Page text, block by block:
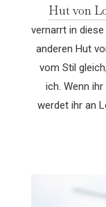
Hut von
vernarrt in
anderen Hut
vom Stil
ich. Wenn
werdet ihr an